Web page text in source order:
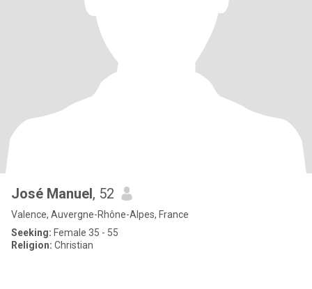
José Manuel, 52
Valence, Auvergne-Rhône-Alpes, France
Seeking: Female 35 - 55
Religion: Christian